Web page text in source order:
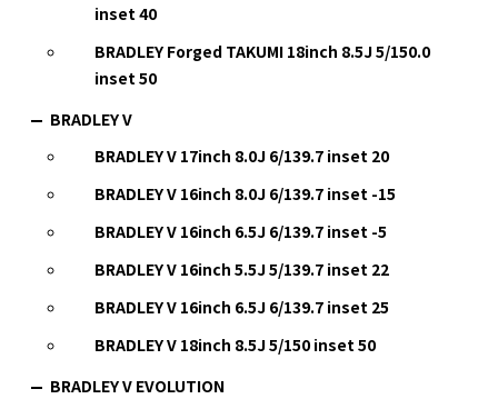
inset 40
BRADLEY Forged TAKUMI 18inch 8.5J 5/150.0
inset 50
BRADLEY V
BRADLEY V 17inch 8.0J 6/139.7 inset 20
BRADLEY V 16inch 8.0J 6/139.7 inset -15
BRADLEY V 16inch 6.5J 6/139.7 inset -5
BRADLEY V 16inch 5.5J 5/139.7 inset 22
BRADLEY V 16inch 6.5J 6/139.7 inset 25
BRADLEY V 18inch 8.5J 5/150 inset 50
BRADLEY V EVOLUTION